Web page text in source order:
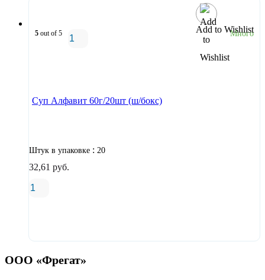
Add to Wishlist
5 out of 5 Много
Суп Алфавит 60г/20шт (ш/бокс)
Штук в упаковке : 20
32,61 руб.
ООО «Фрегат»